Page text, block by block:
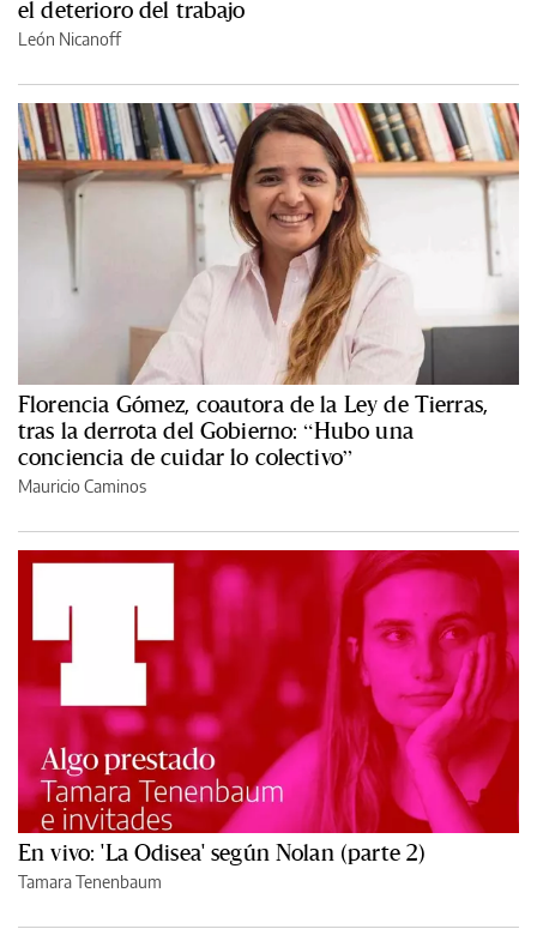
el deterioro del trabajo
León Nicanoff
Florencia Gómez, coautora de la Ley de Tierras,
tras la derrota del Gobierno: “Hubo una
conciencia de cuidar lo colectivo”
Mauricio Caminos
En vivo: 'La Odisea' según Nolan (parte 2)
Tamara Tenenbaum